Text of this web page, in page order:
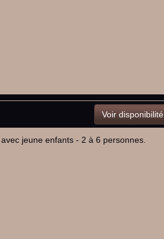
Voir disponibilité
jeune enfants - 2 à 6 personnes.